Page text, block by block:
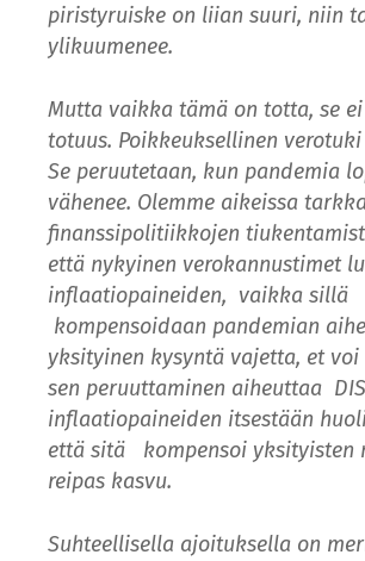
piristyruiske on liian suuri, niin
ylikuumenee.
Mutta vaikka tämä on totta, se
totuus. Poikkeuksellinen
Se peruutetaan, kun pandemia
vähenee. Olemme aikeissa
finanssipolitiikkojen
että nykyinen verokannustimet
inflaatiopaineiden, vaikka sillä
kompensoidaan pandemian
yksityinen kysyntä vajetta, et
sen peruuttaminen aiheuttaa DIS
inflaatiopaineiden itsestään
että sitä kompensoi yksityisten
reipas kasvu.
Suhteellisella ajoituksella on